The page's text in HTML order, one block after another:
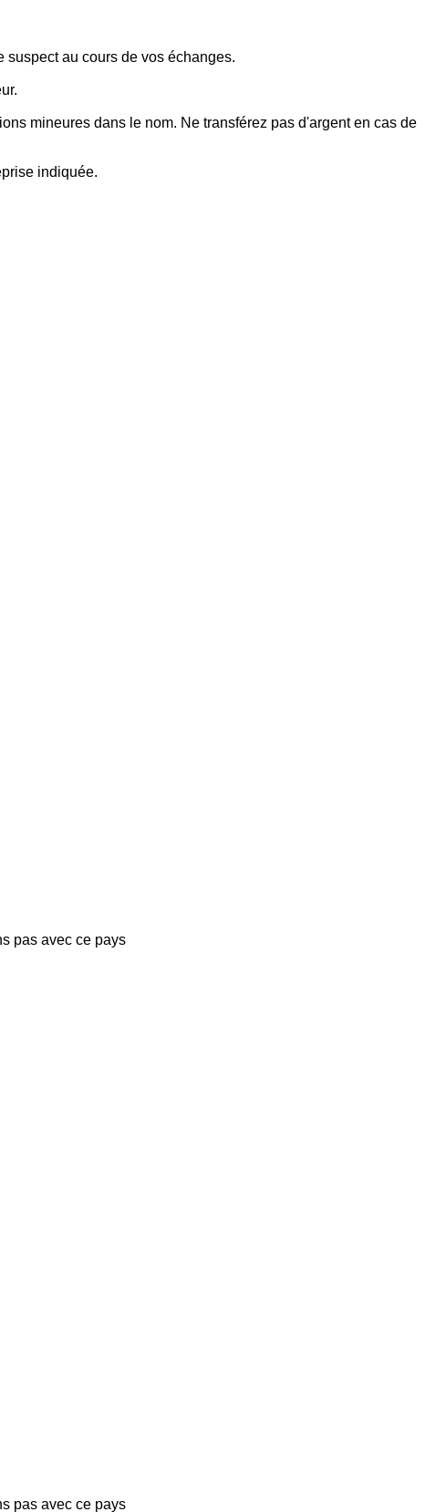
suspect au cours de vos échanges.
mineures dans le nom. Ne transférez pas d'argent en cas de
indiquée.
pas avec ce pays
pas avec ce pays